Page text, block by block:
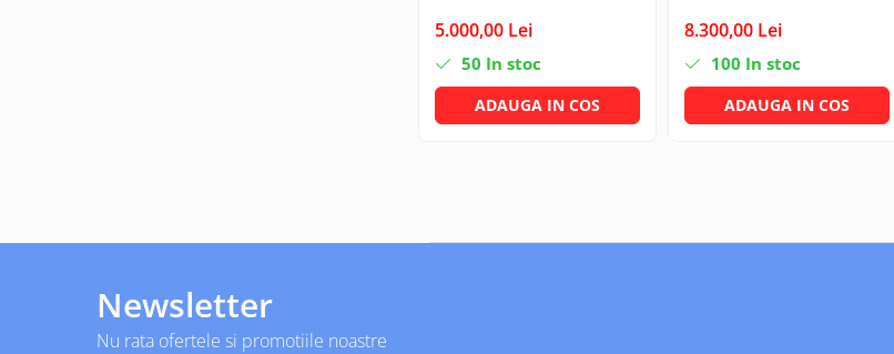
Solutii professionale pentru
5.000,00 Lei
50 In stoc
ADAUGA IN COS
8.300,00 Lei
100 In stoc
ADAUGA IN COS
Newsletter
Nu rata ofertele si promotiile noastre